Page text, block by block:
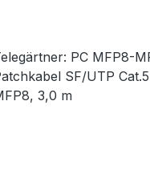
PC MFP8-
SF/UTP
3,0 m